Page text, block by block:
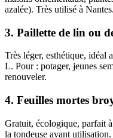
azalée). Très utilisé à Nantes.
3. Paillette de lin ou
Très léger, esthétique, idéal
L. Pour : potager, jeunes
renouveler.
4. Feuilles mortes
Gratuit, écologique, parfait
la tondeuse avant